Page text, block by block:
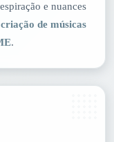
e nuances
criação de músicas
.